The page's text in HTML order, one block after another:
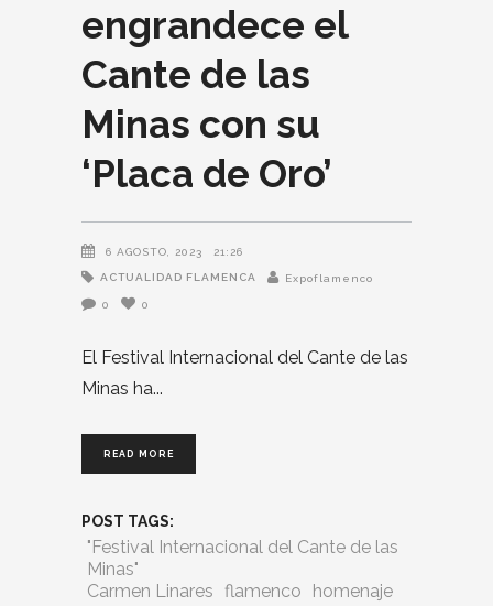
engrandece el
Cante de las
Minas con su
‘Placa de Oro’
6 AGOSTO, 2023 21:26
ACTUALIDAD FLAMENCA Expoflamenco
0 0
El Festival Internacional del Cante de las
Minas ha
READ MORE
POST TAGS:
"Festival Internacional del Cante de las
Minas"
Carmen Linares flamenco homenaje